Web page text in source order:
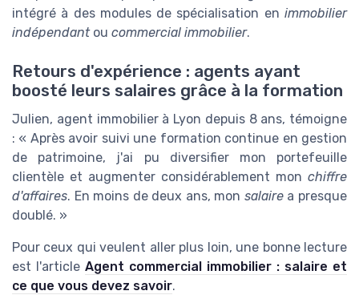
intégré à des modules de spécialisation en immobilier
indépendantou commercial immobilier.
Retours d'expérience : agents ayant
boosté leurs salaires grâce à la formation
Julien, agent immobilier à Lyon depuis 8 ans, témoigne
: « Après avoir suivi une formation continue en gestion
de patrimoine, j'ai pu diversifier mon portefeuille
clientèle et augmenter considérablement mon chiffre
d'affaires. En moins de deux ans, mon salairea presque
doublé. »
Pour ceux qui veulent aller plus loin, une bonne lecture
est l'article Agent commercial immobilier : salaire et
ce que vous devez savoir.